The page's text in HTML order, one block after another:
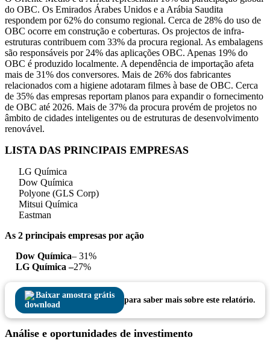
do OBC. Os Emirados Árabes Unidos e a Arábia Saudita
respondem por 62% do consumo regional. Cerca de 28% do uso de
OBC ocorre em construção e coberturas. Os projectos de infra-
estruturas contribuem com 33% da procura regional. As embalagens
são responsáveis ​​por 24% das aplicações OBC. Apenas 19% do
OBC é produzido localmente. A dependência de importação afeta
mais de 31% dos conversores. Mais de 26% dos fabricantes
relacionados com a higiene adotaram filmes à base de OBC. Cerca
de 35% das empresas reportam planos para expandir o fornecimento
de OBC até 2026. Mais de 37% da procura provém de projetos no
âmbito de cidades inteligentes ou de estruturas de desenvolvimento
renovável.
LISTA DAS PRINCIPAIS EMPRESAS
LG Química
Dow Química
Polyone (GLS Corp)
Mitsui Química
Eastman
As 2 principais empresas por ação
Dow Química– 31%
LG Química –27%
Baixar amostra grátis
para saber mais sobre este relatório.
Análise e oportunidades de investimento